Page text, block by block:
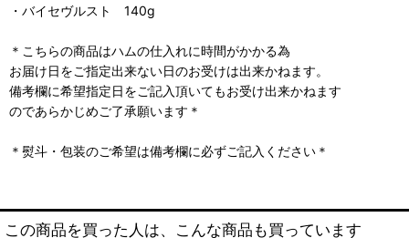
・バイセヴルスト 140g
＊こちらの商品はハムの仕入れに時間がかかる為
お届け日をご指定出来ない日のお受けは出来かねます。
備考欄に希望指定日をご記入頂いてもお受け出来かねます
のであらかじめご了承願います＊
＊熨斗・包装のご希望は備考欄に必ずご記入ください＊
この商品を買った人は、こんな商品も買っています